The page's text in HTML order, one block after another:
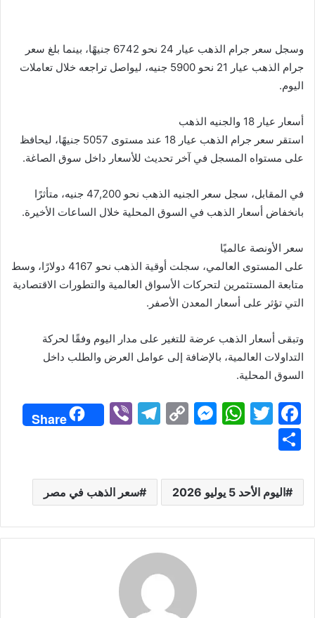
وسجل سعر جرام الذهب عيار 24 نحو 6742 جنيهًا، بينما بلغ سعر
جرام الذهب عيار 21 نحو 5900 جنيه، ليواصل تراجعه خلال تعاملات
اليوم.
أسعار عيار 18 والجنيه الذهب
استقر سعر جرام الذهب عيار 18 عند مستوى 5057 جنيهًا، ليحافظ
على مستواه المسجل في آخر تحديث للأسعار داخل سوق الصاغة.
في المقابل، سجل سعر الجنيه الذهب نحو 47,200 جنيه، متأثرًا
بانخفاض أسعار الذهب في السوق المحلية خلال الساعات الأخيرة.
سعر الأونصة عالميًا
على المستوى العالمي، سجلت أوقية الذهب نحو 4167 دولارًا، وسط
متابعة المستثمرين لتحركات الأسواق العالمية والتطورات الاقتصادية
التي تؤثر على أسعار المعدن الأصفر.
وتبقى أسعار الذهب عرضة للتغير على مدار اليوم وفقًا لحركة
التداولات العالمية، بالإضافة إلى عوامل العرض والطلب داخل
السوق المحلية.
F
e
b
o
o
T
er
W
s
A
p
p
M
s
e
n
g
er
C
y
Li
n
k
T
gr
a
m
Vi
b
Share
ar
e
اليوم الأحد 5 يوليو 2026 سعر الذهب في مصر